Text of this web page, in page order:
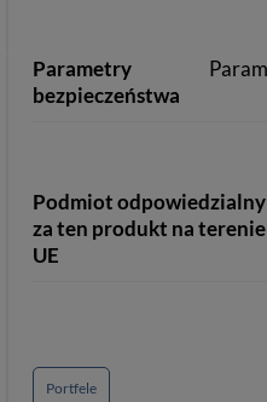
Parametry
bezpieczeństwa
Podmiot odpowiedzialny
za ten produkt na terenie
UE
Portfele